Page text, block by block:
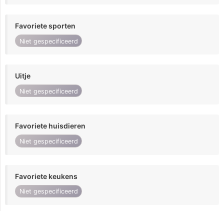
Favoriete sporten
Niet gespecificeerd
Uitje
Niet gespecificeerd
Favoriete huisdieren
Niet gespecificeerd
Favoriete keukens
Niet gespecificeerd